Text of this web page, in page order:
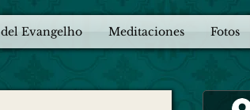
Evangelho Meditaciones Fotos